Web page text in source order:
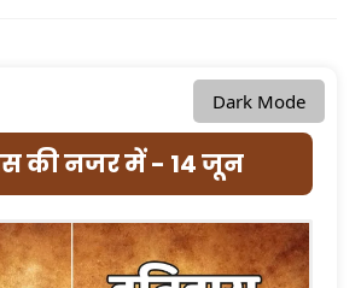
Dark Mode
की नजर में - 14 जून